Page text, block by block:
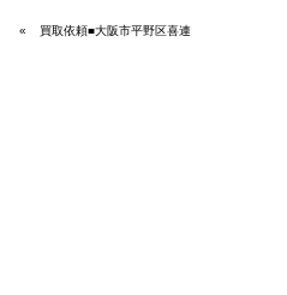
« 買取依頼■大阪市平野区喜連